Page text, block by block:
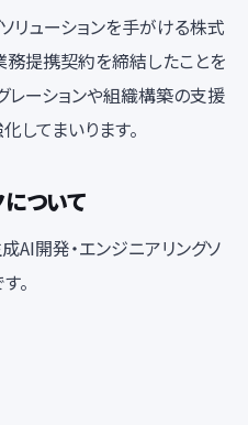
リューションを手がける株式
務提携契約を締結したことを
レーションや組織構築の支援
してまいります。
ついて
AI開発・エンジニアリングソ
。